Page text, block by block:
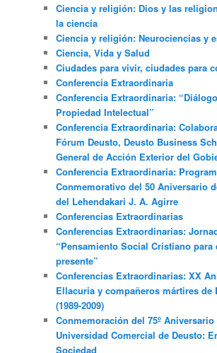
Ciencia y religión: Dios y las
la ciencia
Ciencia y religión: Neurociencias y
Ciencia, Vida y Salud
Ciudades para vivir, ciudades para
Conferencia Extraordinaria
Conferencia Extraordinaria:
Propiedad Intelectual”
Conferencia Extraordinaria:
Fórum Deusto, Deusto Business
General de Acción Exterior del
Conferencia Extraordinaria:
Conmemorativo del 50 Aniversario
del Lehendakari J. A. Agirre
Conferencias Extraordinarias
Conferencias Extraordinarias:
“Pensamiento Social Cristiano para
presente”
Conferencias Extraordinarias: XX
Ellacuria y compañeros mártires de
(1989-2009)
Conmemoración del 75º Aniversario
Universidad Comercial de Deusto:
Sociedad